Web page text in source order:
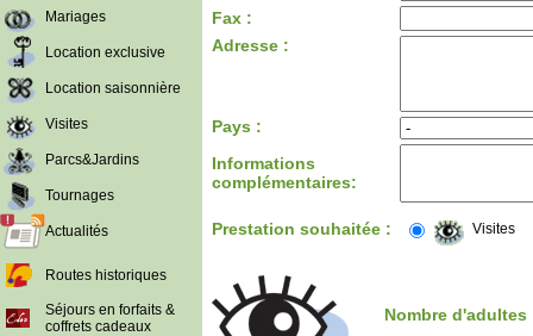
Mariages
Location exclusive
Location saisonnière
Visites
Parcs&Jardins
Tournages
Actualités
Routes historiques
Séjours en forfaits &
coffrets cadeaux
Fax :
Adresse :
Pays :
Informations
complémentaires:
Prestation souhaitée : Visites
Nombre